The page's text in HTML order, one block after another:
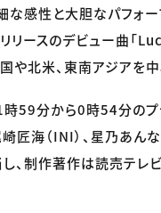
な感性と大胆なパフォ
リースのデビュー曲「
北米、東南アジアを中
59分から0時54分のプ
匠海（INI）、星乃あん
、制作著作は読売テレビ